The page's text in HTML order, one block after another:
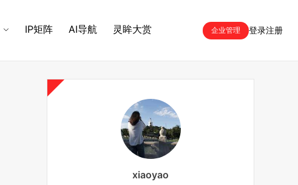
IP矩阵 AI导航 灵眸大赏 企业管理 登录注册
xiaoyao